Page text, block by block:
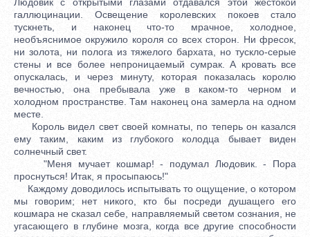
галлюцинации. Освещение королевских покоев стало
тускнеть, и наконец что-то мрачное, холодное,
необъяснимое окружило короля со всех сторон. Ни фресок,
ни золота, ни полога из тяжелого бархата, но тускло-серые
стены и все более непроницаемый сумрак. А кровать все
опускалась, и через минуту, которая показалась королю
вечностью, она пребывала уже в каком-то черном и
холодном пространстве. Там наконец она замерла на одном
месте.
Король видел свет своей комнаты, по теперь он казался
ему таким, каким из глубокого колодца бывает виден
солнечный свет.
"Меня мучает кошмар! - подумал Людовик. - Пора
проснуться! Итак, я просыпаюсь!"
Каждому доводилось испытывать то ощущение, о котором
мы говорим; нет никого, кто бы посреди душащего его
кошмара не сказал себе, направляемый светом сознания, не
угасающего в глубине мозга, когда все другие способности